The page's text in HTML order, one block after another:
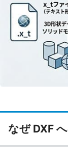
なぜ DXF